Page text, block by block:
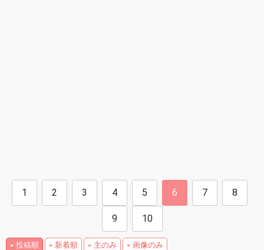
1 2 3 4 5 6 7 8
9 10
投稿順 新着順 主のみ 画像のみ